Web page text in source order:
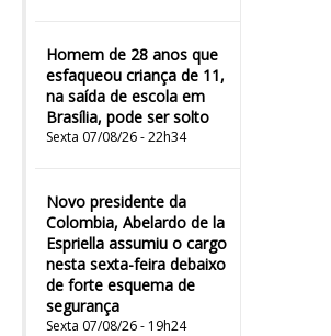
Homem de 28 anos que
esfaqueou criança de 11,
na saída de escola em
Brasília, pode ser solto
Sexta 07/08/26 - 22h34
Novo presidente da
Colombia, Abelardo de la
Espriella assumiu o cargo
nesta sexta-feira debaixo
de forte esquema de
segurança
Sexta 07/08/26 - 19h24